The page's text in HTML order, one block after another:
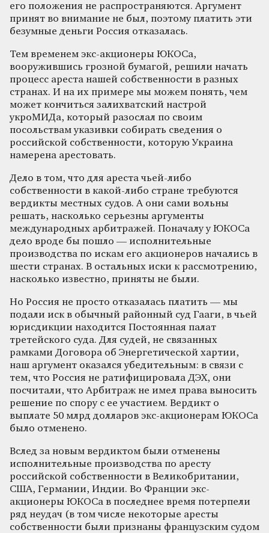
его положения не распространяются. Аргумент
принят во внимание не был, поэтому платить эти
безумные деньги Россия отказалась.
Тем временем экс-акционеры ЮКОСа,
вооружившись грозной бумагой, решили начать
процесс ареста нашей собственности в разных
странах. И на их примере мы можем понять, чем
может кончиться залихватский настрой
укроМИДа, который разослал по своим
посольствам указивки собирать сведения о
российской собственности, которую Украина
намерена арестовать.
Дело в том, что для ареста чьей-либо
собственности в какой-либо стране требуются
вердикты местных судов. А они сами вольны
решать, насколько серьезны аргументы
международных арбитражей. Поначалу у ЮКОСа
дело вроде бы пошло — исполнительные
производства по искам его акционеров начались в
шести странах. В остальных иски к рассмотрению,
насколько известно, приняты не были.
Но Россия не просто отказалась платить — мы
подали иск в обычный районный суд Гааги, в чьей
юрисдикции находится Постоянная палат
третейского суда. Для судей, не связанных
рамками Договора об Энергетической хартии,
наш аргумент оказался убедительным: в связи с
тем, что Россия не ратифицировала ДЭХ, они
посчитали, что Арбитраж не имел права выносить
решение по спору с ее участием. Вердикт о
выплате 50 млрд долларов экс-акционерам ЮКОСа
было отменено.
Вслед за новым вердиктом были отменены
исполнительные производства по аресту
российской собственности в Великобритании,
США, Германии, Индии. Во Франции экс-
акционеры ЮКОСа в последнее время потерпели
ряд неудач (в том числе некоторые аресты
собственности были признаны французским судом